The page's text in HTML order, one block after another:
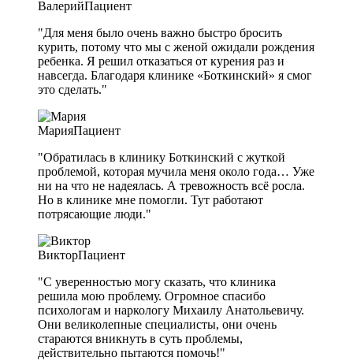
ВалерийПациент
"Для меня было очень важно быстро бросить
курить, потому что мы с женой ожидали рождения
ребенка. Я решил отказаться от курения раз и
навсегда. Благодаря клинике «Боткинский» я смог
это сделать."
МарияПациент
"Обратилась в клинику Боткинский с жуткой
проблемой, которая мучила меня около года… Уже
ни на что не надеялась. А тревожность всё росла.
Но в клинике мне помогли. Тут работают
потрясающие люди."
ВикторПациент
"С уверенностью могу сказать, что клиника
решила мою проблему. Огромное спасибо
психологам и наркологу Михаилу Анатольевичу.
Они великолепные специалисты, они очень
стараются вникнуть в суть проблемы,
действительно пытаются помочь!"